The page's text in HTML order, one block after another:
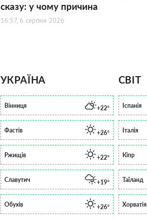
сказу: у чому причина
16:57, 6 серпня 2026
УКРАЇНА
Вінниця +22°
Фастів +26°
Ржищів +22°
Славутич +19°
Обухів +26°
СВІТ
Іспанія
Італія
Кіпр
Таїланд
Хорватія